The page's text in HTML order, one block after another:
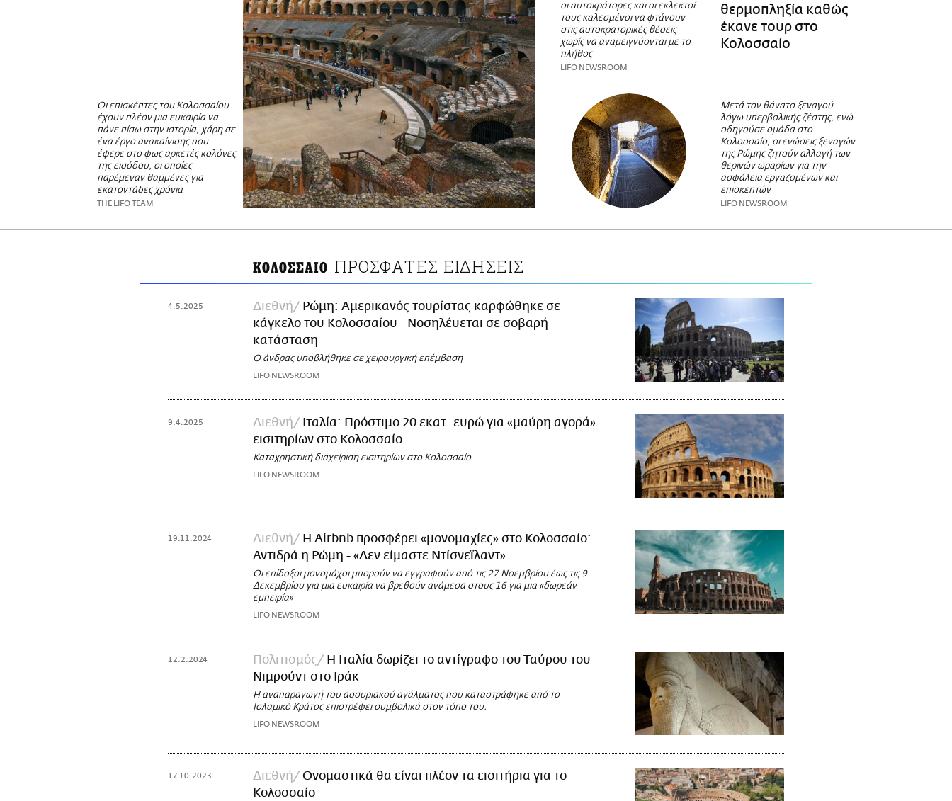
Οι επισκέπτες του Κολοσσαίου
έχουν πλέον μια ευκαιρία να
πάνε πίσω στην ιστορία, χάρη σε
ένα έργο ανακαίνισης που
έφερε στο φως αρκετές κολόνες
της εισόδου, οι οποίες
παρέμεναν θαμμένες για
εκατοντάδες χρόνια
THE LIFO TEAM
οι αυτοκράτορες και οι εκλεκτοί
τους καλεσμένοι να φτάνουν
στις αυτοκρατορικές θέσεις
χωρίς να αναμειγνύονται με το
πλήθος
LIFO NEWSROOM
θερμοπληξία καθώς
έκανε τουρ στο
Κολοσσαίο
Μετά τον θάνατο ξεναγού
λόγω υπερβολικής ζέστης, ενώ
οδηγούσε ομάδα στο
Κολοσσαίο, οι ενώσεις ξεναγών
της Ρώμης ζητούν αλλαγή των
θερινών ωραρίων για την
ασφάλεια εργαζομένων και
επισκεπτών
LIFO NEWSROOM
ΚΟΛΟΣΣΑΙΟ ΠΡΟΣΦΑΤΕΣ ΕΙΔΗΣΕΙΣ
4.5.2025 Διεθνή
Ρώμη: Αμερικανός τουρίστας καρφώθηκε σε
κάγκελο του Κολοσσαίου - Νοσηλέυεται σε σοβαρή
κατάσταση
Ο άνδρας υποβλήθηκε σε χειρουργική επέμβαση
LIFO NEWSROOM
9.4.2025 Διεθνή
Ιταλία: Πρόστιμο 20 εκατ. ευρώ για «μαύρη αγορά»
εισιτηρίων στο Κολοσσαίο
Καταχρηστική διαχείριση εισιτηρίων στο Κολοσσαίο
LIFO NEWSROOM
19.11.2024 Διεθνή
Η Airbnb προσφέρει «μονομαχίες» στο Κολοσσαίο:
Αντιδρά η Ρώμη - «Δεν είμαστε Ντίσνεϊλαντ»
Οι επίδοξοι μονομάχοι μπορούν να εγγραφούν από τις 27 Νοεμβρίου έως τις 9
Δεκεμβρίου για μια ευκαιρία να βρεθούν ανάμεσα στους 16 για μια «δωρεάν
εμπειρία»
LIFO NEWSROOM
12.2.2024 Πολιτισμός
Η Ιταλία δωρίζει το αντίγραφο του Ταύρου του
Νιμρούντ στο Ιράκ
Η αναπαραγωγή του ασσυριακού αγάλματος που καταστράφηκε από το
Ισλαμικό Κράτος επιστρέφει συμβολικά στον τόπο του.
LIFO NEWSROOM
17.10.2023 Διεθνή
Ονομαστικά θα είναι πλέον τα εισιτήρια για το
Κολοσσαίο